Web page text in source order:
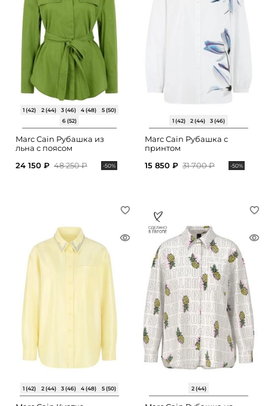
1 (42) 2 (44) 3 (46) 4 (48)
5 (50)
6 (52)
Marc Cain Рубашка из
льна с поясом
24 150 ₽ 48 250 ₽ -50%
1 (42) 2 (44) 3 (46)
Marc Cain Рубашка с
принтом
15 850 ₽ 31 700 ₽ -50%
1 (42) 2 (44) 3 (46) 4 (48) 5 (50) 2 (44)